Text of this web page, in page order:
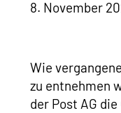
8. November
Wie
zu entnehmen
der Post AG